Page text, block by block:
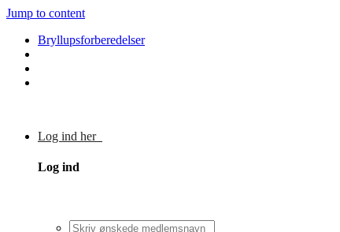
Jump to content
Bryllupsforberedelser
Log ind her
Log ind